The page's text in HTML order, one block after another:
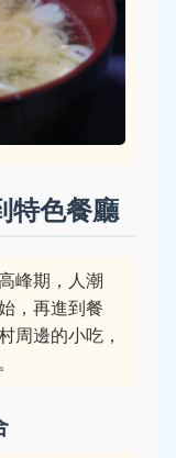
特色餐廳
峰期，人潮
，再進到餐
周邊的小吃，